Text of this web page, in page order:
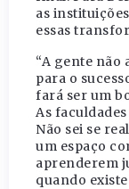
as
essas
“A gente não
para o
fará ser um
As
Não sei se
um espaço
aprenderem
quando